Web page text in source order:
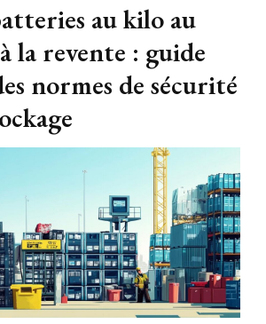
au kilo au
la revente : guide
normes de sécurité